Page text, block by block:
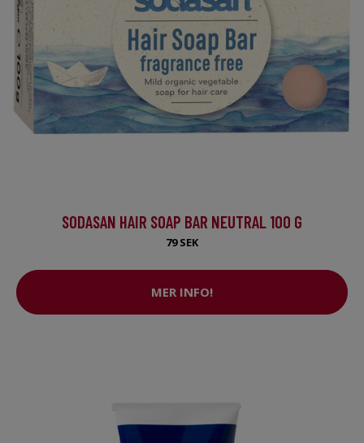
SODASAN HAIR SOAP BAR NEUTRAL 100 G
79 SEK
MER INFO!